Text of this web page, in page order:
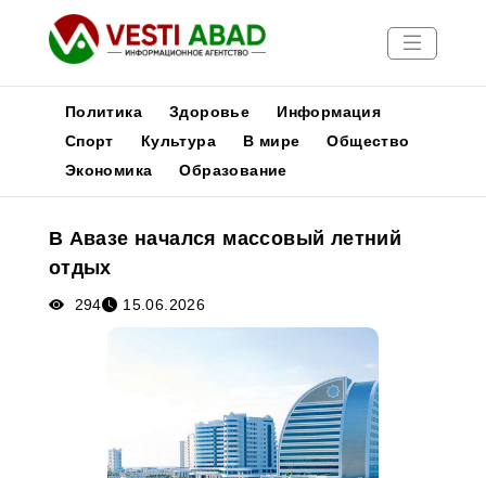
Новости
Медиа
Афиша
Политика Здоровье
Информация
Спорт
Культура В мире
Общество
Экономика
Образование
В Авазе начался массовый летний
отдых
294 15.06.2026